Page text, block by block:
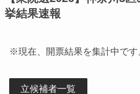
挙結果速報
※現在、開票結果を集計中です
立候補者一覧